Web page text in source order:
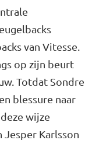
van Vitesse.
op zijn beurt
Totdat Sondre
blessure naar
wijze
Karlsson